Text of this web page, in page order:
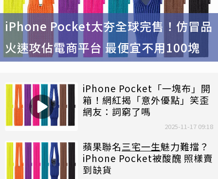
iPhone Pocket太夯全球完售！仿冒品
火速攻佔電商平台 最便宜不用100塊
iPhone Pocket「一塊布」開
箱！網紅揭「意外優點」笑歪
網友：詞窮了嗎
2025-11-17 09:18
蘋果聯名三宅一生魅力難擋？
iPhone Pocket被酸醜 照樣賣
到缺貨